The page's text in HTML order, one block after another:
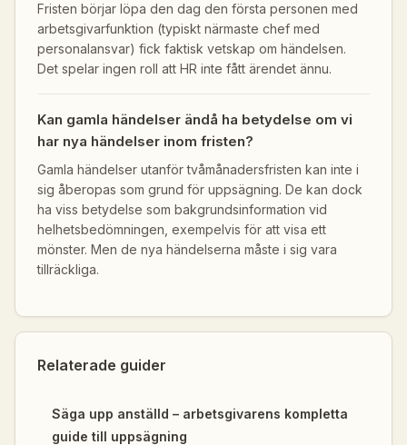
Fristen börjar löpa den dag den första personen med
arbetsgivarfunktion (typiskt närmaste chef med
personalansvar) fick faktisk vetskap om händelsen.
Det spelar ingen roll att HR inte fått ärendet ännu.
Kan gamla händelser ändå ha betydelse om vi
har nya händelser inom fristen?
Gamla händelser utanför tvåmånadersfristen kan inte i
sig åberopas som grund för uppsägning. De kan dock
ha viss betydelse som bakgrundsinformation vid
helhetsbedömningen, exempelvis för att visa ett
mönster. Men de nya händelserna måste i sig vara
tillräckliga.
Relaterade guider
Säga upp anställd – arbetsgivarens kompletta
guide till uppsägning